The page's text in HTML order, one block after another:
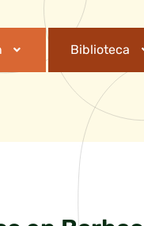
Biblioteca